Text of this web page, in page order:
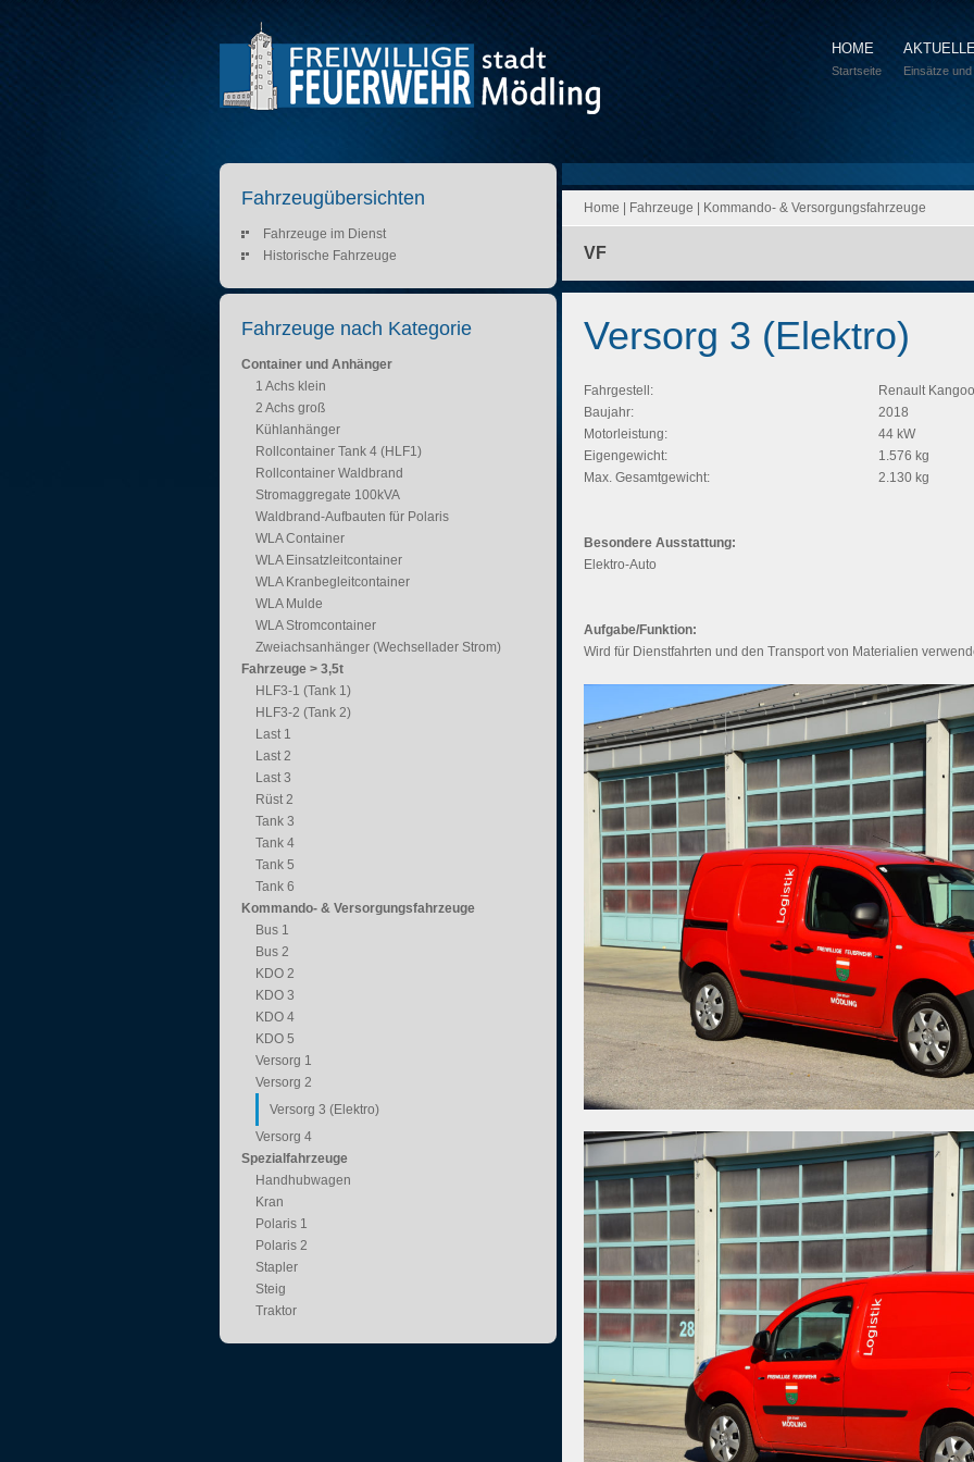
HOME
Startseite Einsätze
Home Fahrzeuge Kommando- & Versorgungsfahrzeuge
VF
Versorg 3 (Elektro)
Fahrgestell:
Renault
Baujahr:
2018
Motorleistung:
44 kW
Eigengewicht:
1.576 kg
Max. Gesamtgewicht:
2.130 kg
Besondere Ausstattung:
Elektro-Auto
Aufgabe/Funktion:
Wird für Dienstfahrten und den Transport von Materialien
Fahrzeugübersichten
Fahrzeuge im Dienst
Historische Fahrzeuge
Fahrzeuge nach Kategorie
Container und Anhänger
1 Achs klein
2 Achs groß
Kühlanhänger
Rollcontainer Tank 4 (HLF1)
Rollcontainer Waldbrand
Stromaggregate 100kVA
Waldbrand-Aufbauten für Polaris
WLA Container
WLA Einsatzleitcontainer
WLA Kranbegleitcontainer
WLA Mulde
WLA Stromcontainer
Zweiachsanhänger (Wechsellader Strom)
Fahrzeuge > 3,5t
HLF3-1 (Tank 1)
HLF3-2 (Tank 2)
Last 1
Last 2
Last 3
Rüst 2
Tank 3
Tank 4
Tank 5
Tank 6
Kommando- & Versorgungsfahrzeuge
Bus 1
Bus 2
KDO 2
KDO 3
KDO 4
KDO 5
Versorg 1
Versorg 2
Versorg 3 (Elektro)
Versorg 4
Spezialfahrzeuge
Handhubwagen
Kran
Polaris 1
Polaris 2
Stapler
Steig
Traktor